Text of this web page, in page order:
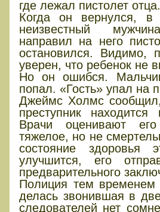
где лежал пистолет отца.
Когда он вернулся, в
неизвестный
направил на него
остановился. Видимо,
уверен, что ребенок не
Но он ошибся.
попал. «Гость» упал на
Джеймс Холмс
преступник
Врачи оценивают
тяжелое, но не
состояние здоровья
улучшится, его
предварительного
Полиция тем временем
делась звонившая в
следователей нет